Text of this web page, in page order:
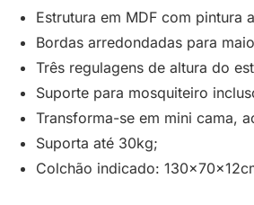
Estrutura em MDF com pintura
Bordas arredondadas para
Três regulagens de altura do
Suporte para mosquiteiro
Transforma-se em mini cama,
Suporta até 30kg;
Colchão indicado: